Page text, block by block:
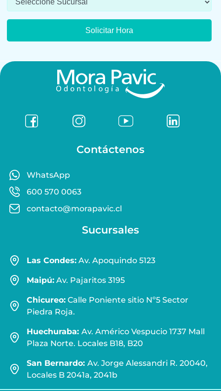
Contáctenos
WhatsApp
600 570 0063
contacto@morapavic.cl
Sucursales
Las Condes: Av. Apoquindo 5123
Maipú: Av. Pajaritos 3195
Chicureo: Calle Poniente sitio Nº5 Sector
Piedra Roja.
Huechuraba:Av. Américo Vespucio 1737 Mall
Plaza Norte. Locales B18, B20
San Bernardo:Av. Jorge Alessandri R. 20040,
Locales B 2041a, 2041b